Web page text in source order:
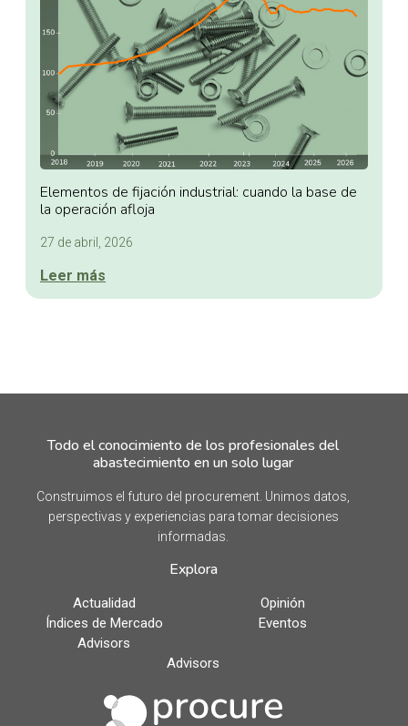
Elementos de fijación industrial: cuando la base de
la operación afloja
27 de abril, 2026
Leer más
Todo el conocimiento de los profesionales del
abastecimiento en un solo lugar
Construimos el futuro del procurement. Unimos datos,
perspectivas y experiencias para tomar decisiones
informadas.
Explora
Actualidad
Opinión
Índices de Mercado
Eventos
Advisors
Advisors